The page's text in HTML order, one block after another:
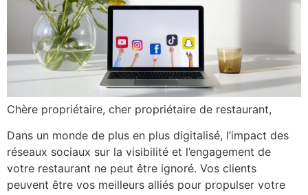
Chère propriétaire, cher propriétaire de restaurant,
Dans un monde de plus en plus digitalisé, l’impact des
réseaux sociaux sur la visibilité et l’engagement de
votre restaurant ne peut être ignoré. Vos clients
peuvent être vos meilleurs alliés pour propulser votre